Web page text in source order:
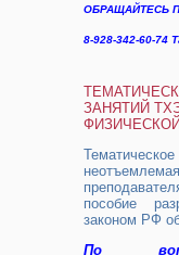
ОБРАЩАЙТЕСЬ
8-928-342-60-74
ЗАНЯТИЙ
пособие
законом РФ
По